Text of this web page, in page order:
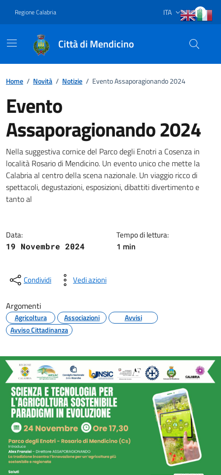
Regione Calabria Lingua attiva:
ITA
Città di Mendicino
Home / Novità / Notizie / Evento Assaporagionando 2024
Evento
Assaporagionando 2024
Dettagli della notizia
Nella suggestiva cornice del Parco degli Enotri a Cosenza in
località Rosario di Mendicino. Un evento unico che mette la
Calabria al centro della scena nazionale. Un viaggio ricco di
spettacoli, degustazioni, esposizioni, dibattiti divertimento e
tanto al
Data:
19 Novembre 2024
Tempo di lettura:
1 min
Condividi Vedi azioni
Argomenti
Agricoltura Associazioni
Avvisi
Avviso Cittadinanza